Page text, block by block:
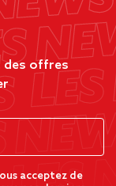
des offres
acceptez de